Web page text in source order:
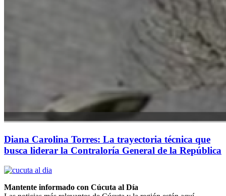
Diana Carolina Torres: La trayectoria técnica que
busca liderar la Contraloría General de la República
Mantente informado con Cúcuta al Día